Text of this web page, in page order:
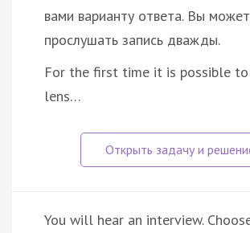
вами варианту ответа. Вы
прослушать запись дважды.
For the first time it is possible
lens…
You will hear an interview.